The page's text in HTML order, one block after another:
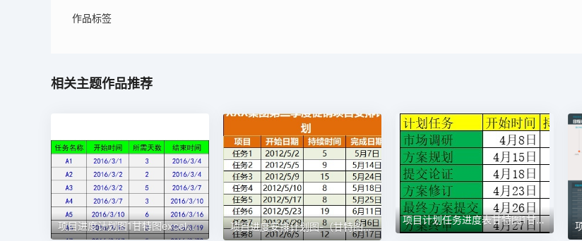
作品标签
相关主题作品推荐
项目进度计划图1甘特图excel模板 项目进度安排计划图-（甘特图）1甘特图excel模板
项目计划任务进度表甘特图1甘特图excel模板